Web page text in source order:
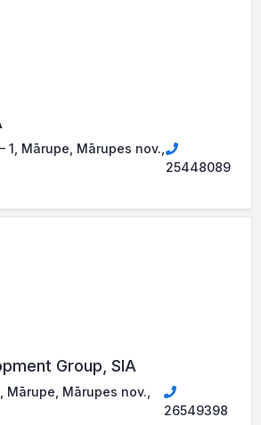
1, Mārupe, Mārupes nov.,
25448089
Group, SIA
Mārupe, Mārupes nov.,
26549398